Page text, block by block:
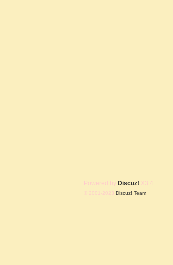
Powered by Discuz! X3.4
© 2001-2023 Discuz! Team